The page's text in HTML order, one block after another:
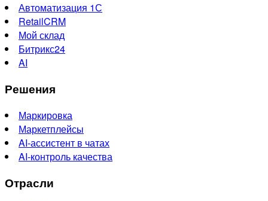
Автоматизация 1С
RetailCRM
Мой склад
Битрикс24
AI
Решения
Маркировка
Маркетплейсы
AI-ассистент в чатах
AI-контроль качества
Отрасли